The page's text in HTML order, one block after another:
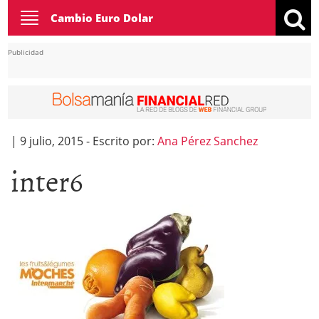
Toggle
navigation
Cambio Euro Dolar
Publicidad
| 9 julio, 2015- Escrito por: Ana Pérez Sanchez
inter6